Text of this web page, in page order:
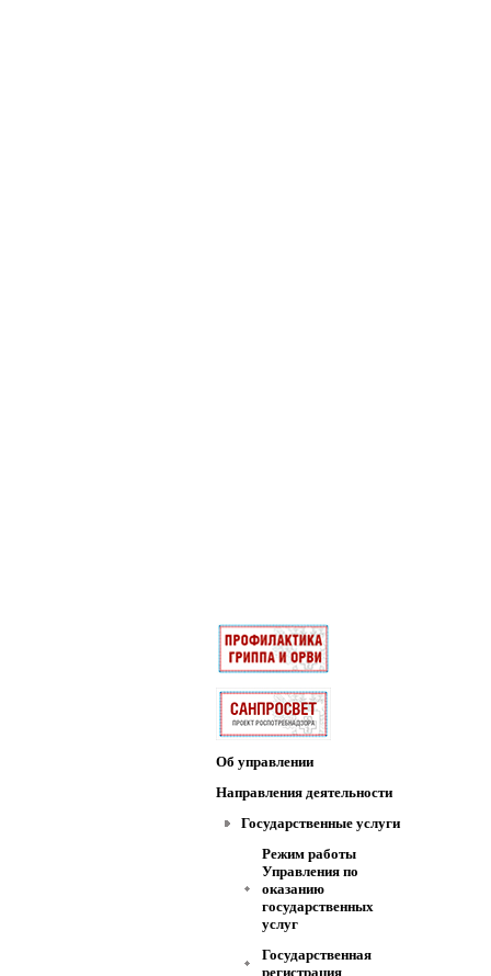
Об управлении
Направления деятельности
Государственные услуги
Режим работы
Управления по
оказанию
государственных
услуг
Государственная
регистрация